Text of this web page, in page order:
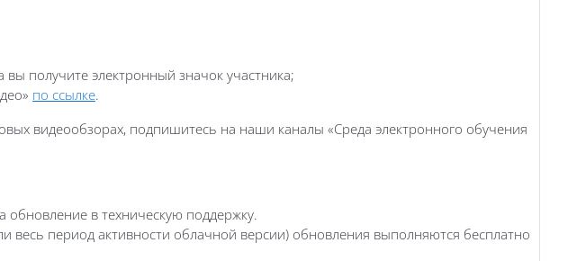
получите электронный значок участника;
по ссылке.
видеообзорах, подпишитесь на наши каналы «Среда электронного обучения
в техническую поддержку.
период активности облачной версии) обновления выполняются бесплатно